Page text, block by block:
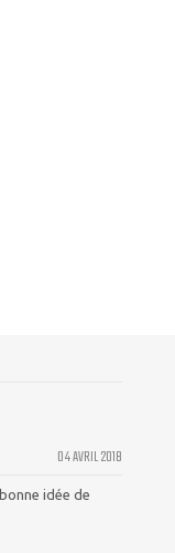
04 AVRIL 2018
idée de